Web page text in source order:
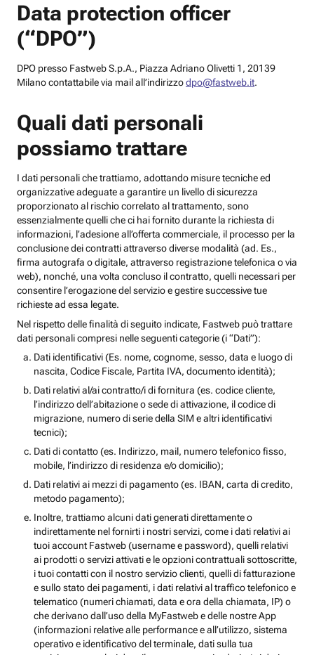
Data protection officer
(“DPO”)
DPO presso Fastweb S.p.A., Piazza Adriano Olivetti 1, 20139
Milano contattabile via mail all’indirizzodpo@fastweb.it.
Quali dati personali
possiamo trattare
I dati personali che trattiamo, adottando misure tecniche ed
organizzative adeguate a garantire un livello di sicurezza
proporzionato al rischio correlato al trattamento, sono
essenzialmente quelli che ci hai fornito durante la richiesta di
informazioni, l’adesione all’offerta commerciale, il processo per la
conclusione dei contratti attraverso diverse modalità (ad. Es.,
firma autografa o digitale, attraverso registrazione telefonica o via
web), nonché, una volta concluso il contratto, quelli necessari per
consentire l’erogazione del servizio e gestire successive tue
richieste ad essa legate.
Nel rispetto delle finalità di seguito indicate, Fastweb può trattare
dati personali compresi nelle seguenti categorie (i “Dati”):
Dati identificativi (Es. nome, cognome, sesso, data e luogo di
nascita, Codice Fiscale, Partita IVA, documento identità);
Dati relativi al/ai contratto/i di fornitura (es. codice cliente,
l’indirizzo dell’abitazione o sede di attivazione, il codice di
migrazione, numero di serie della SIM e altri identificativi
tecnici);
Dati di contatto (es. Indirizzo, mail, numero telefonico fisso,
mobile, l’indirizzo di residenza e/o domicilio);
Dati relativi ai mezzi di pagamento (es. IBAN, carta di credito,
metodo pagamento);
Inoltre, trattiamo alcuni dati generati direttamente o
indirettamente nel fornirti i nostri servizi, come i dati relativi ai
tuoi account Fastweb (username e password), quelli relativi
ai prodotti o servizi attivati e le opzioni contrattuali sottoscritte,
i tuoi contatti con il nostro servizio clienti, quelli di fatturazione
e sullo stato dei pagamenti, i dati relativi al traffico telefonico e
telematico (numeri chiamati, data e ora della chiamata, IP) o
che derivano dall’uso della MyFastweb e delle nostre App
(informazioni relative alle performance e all’utilizzo, sistema
operativo e identificativo del terminale, dati sulla tua